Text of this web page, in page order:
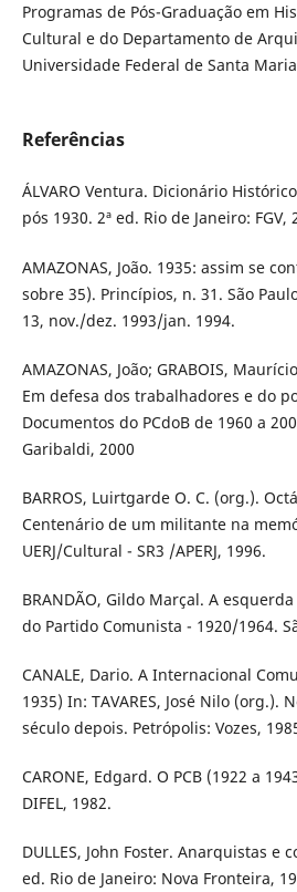
Programas de Pós-Graduação em
Cultural e do Departamento de
Universidade Federal de Santa Maria
Referências
ÁLVARO Ventura. Dicionário
pós 1930. 2ª ed. Rio de Janeiro: FGV,
AMAZONAS, João. 1935: assim se
sobre 35). Princípios, n. 31. São
13, nov./dez. 1993/jan. 1994.
AMAZONAS, João; GRABOIS,
Em defesa dos trabalhadores e do
Documentos do PCdoB de 1960 a
Garibaldi, 2000
BARROS, Luirtgarde O. C. (org.).
Centenário de um militante na
UERJ/Cultural - SR3 /APERJ, 1996.
BRANDÃO, Gildo Marçal. A
do Partido Comunista - 1920/1964.
CANALE, Dario. A Internacional
1935) In: TAVARES, José Nilo (org.).
século depois. Petrópolis: Vozes,
CARONE, Edgard. O PCB (1922 a
DIFEL, 1982.
DULLES, John Foster. Anarquistas e
ed. Rio de Janeiro: Nova Fronteira,